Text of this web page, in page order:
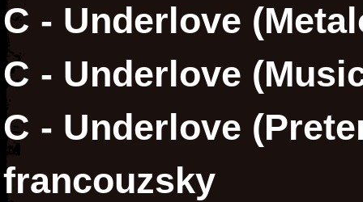
C - Underlove
C - Underlove
C - Underlove
francouzsky